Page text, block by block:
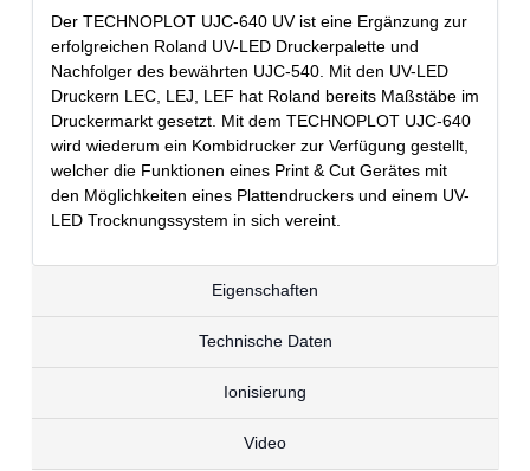
Der TECHNOPLOT UJC-640 UV ist eine Ergänzung zur
erfolgreichen Roland UV-LED Druckerpalette und
Nachfolger des bewährten UJC-540. Mit den UV-LED
Druckern LEC, LEJ, LEF hat Roland bereits Maßstäbe im
Druckermarkt gesetzt. Mit dem TECHNOPLOT UJC-640
wird wiederum ein Kombidrucker zur Verfügung gestellt,
welcher die Funktionen eines Print & Cut Gerätes mit
den Möglichkeiten eines Plattendruckers und einem UV-
LED Trocknungssystem in sich vereint.
Eigenschaften
Technische Daten
Ionisierung
Video